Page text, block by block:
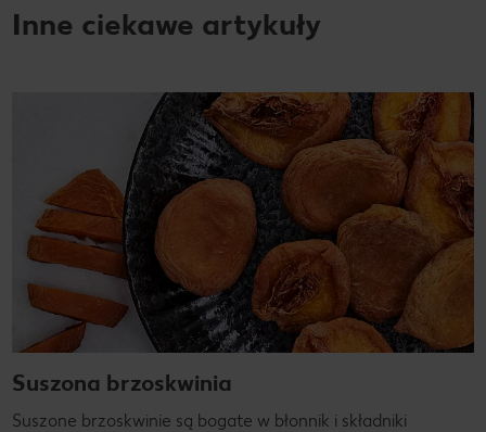
Inne ciekawe artykuły
Suszona brzoskwinia
Suszone brzoskwinie są bogate w błonnik i składniki